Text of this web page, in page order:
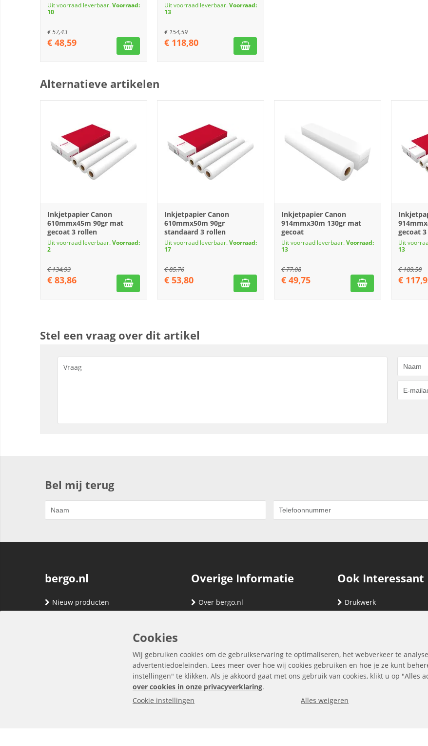
Uit voorraad leverbaar.Voorraad:
10
€57,43
€ 48,59
Uit voorraad leverbaar.Voorraad:
13
€154,59
€ 118,80
Alternatieve artikelen
Inkjetpapier Canon
610mmx45m 90gr mat
gecoat 3 rollen
Uit voorraad leverbaar.Voorraad:
2
€134,93
€ 83,86
Inkjetpapier Canon
610mmx50m 90gr
standaard 3 rollen
Uit voorraad leverbaar.Voorraad:
17
€85,76
€ 53,80
Inkjetpapier Canon
914mmx30m 130gr mat
gecoat
Uit voorraad leverbaar.Voorraad:
13
€77,08
€ 49,75
gecoat
Uit
13
€189,58
€
Stel een vraag over dit artikel
Bel mij terug
bergo.nl
Nieuw producten
Overige Informatie
Over bergo.nl
Algemene Voorwaarden
Privacyverklaring
Ook Interessant
Drukwerk
Cookies
Wij gebruiken cookies om de gebruikservaring te optimaliseren, het webverkeer te
advertentiedoeleinden. Lees meer over hoe wij cookies gebruiken en hoe je ze kunt
instellingen" te klikken. Als je akkoord gaat met ons gebruik van cookies, klikt u op "Alles
over cookies in onze privacyverklaring.
Cookie instellingen
Alles weigeren